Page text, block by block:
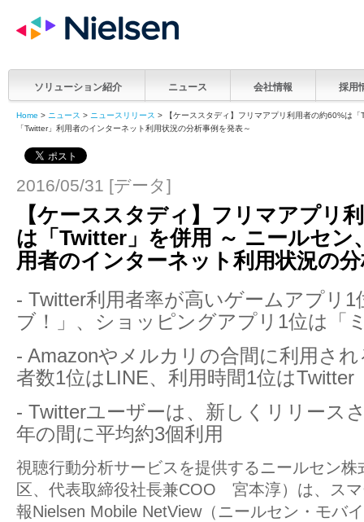
ソリューション紹介 ニュース 会社情報 採用
Home > ニュース > ニュースリリース > 【ケーススタディ】フリマアプリ利用者の約60%は「
「Twitter」利用者のインターネット利用状況の分析事例を発表～
2016/05/31 [データ]
【ケーススタディ】フリマアプリ
は「Twitter」を併用 ～ ニールセン
用者のインターネット利用状況の
- Twitter利用者率が高いゲームアプリ
ブ！」、ショッピングアプリ1位は「
- Amazonやメルカリの合間に利用さ
者数1位はLINE、利用時間1位はTwitter
- Twitterユーザーは、新しくリリース
年の間に平均約3個利用
視聴行動分析サービスを提供するニールセン株
区、代表取締役社長兼COO 宮本淳）は、ス
報Nielsen Mobile NetView（ニールセン・モバ